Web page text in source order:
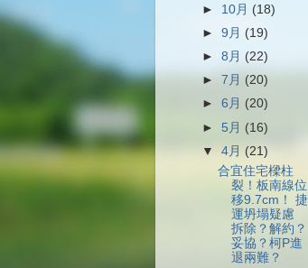
► 10月 (18)
►9月 (19)
►8月 (22)
►7月(20)
►6月 (20)
► 5月 (16)
▼4月 (21)
合宜住宅樑柱
裂！板南線位
移9.7cm！ 捷
運坍塌疑慮
拆除？解約？
妥協？柯P進
退兩難？